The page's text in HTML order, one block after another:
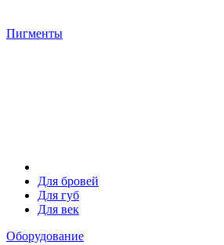
Пигменты
Для бровей
Для губ
Для век
Оборудование